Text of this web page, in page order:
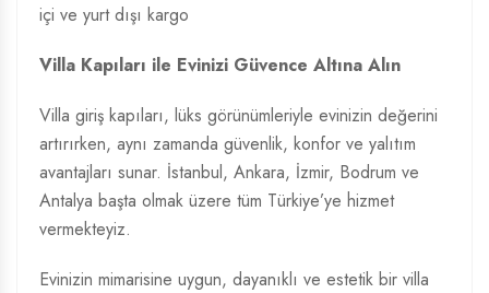
içi ve yurt dışı kargo
Villa Kapıları ile Evinizi Güvence Altına Alın
Villa giriş kapıları, lüks görünümleriyle evinizin değerini
artırırken, aynı zamanda güvenlik, konfor ve yalıtım
avantajları sunar. İstanbul, Ankara, İzmir, Bodrum ve
Antalya başta olmak üzere tüm Türkiye’ye hizmet
vermekteyiz.
Evinizin mimarisine uygun, dayanıklı ve estetik bir villa